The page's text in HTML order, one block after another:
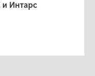
и Интарс